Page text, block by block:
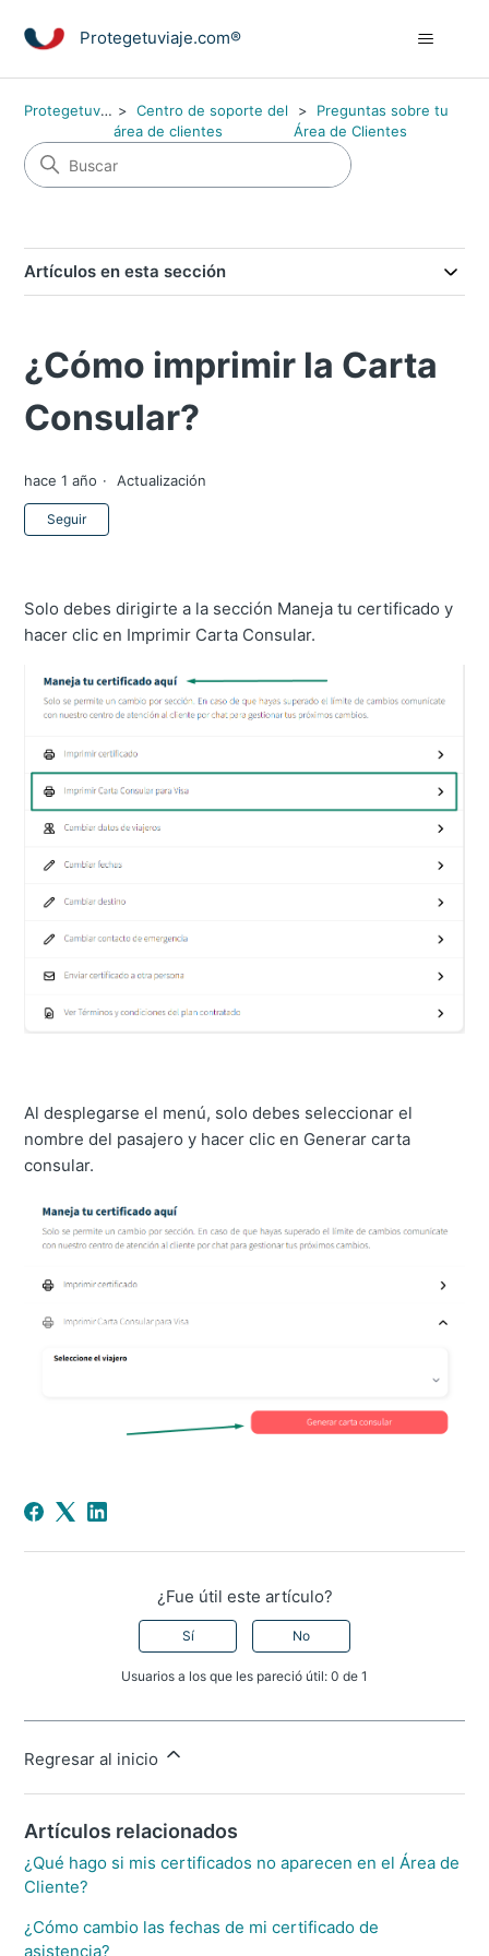
Protegetuviaje.com®
Protegetuviaje.com®
Centro de soporte del
área de clientes
Preguntas sobre tu
Área de Clientes
Artículos en esta sección
¿Cómo imprimir la Carta
Consular?
hace 1 año Actualización
Seguir
Solo debes dirigirte a la sección Maneja tu certificado y
hacer clic en Imprimir Carta Consular.
Al desplegarse el menú, solo debes seleccionar el
nombre del pasajero y hacer clic en Generar carta
consular.
¿Fue útil este artículo?
Sí No
Usuarios a los que les pareció útil: 0 de 1
Regresar al inicio
Artículos relacionados
¿Qué hago si mis certificados no aparecen en el Área de
Cliente?
¿Cómo cambio las fechas de mi certificado de
asistencia?